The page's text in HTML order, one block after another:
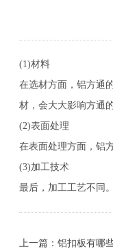
(1)材料
在选材方面，铝方通
材，会大大影响方通
(2)表面处理
在表面处理方面，铝
(3)加工技术
最后，加工工艺不同
上一篇：铝扣板有哪